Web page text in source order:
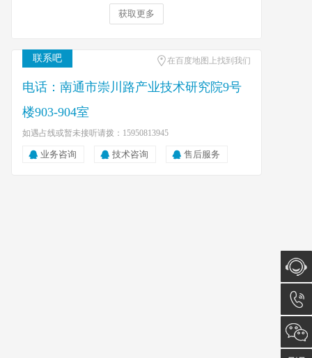
获取更多
联系吧 在百度地图上找到我们
电话：南通市崇川路产业技术研究院9号
楼903-904室
如遇占线或暂未接听请拨：15950813945
业务咨询 技术咨询 售后服务
在线咨
询
南通